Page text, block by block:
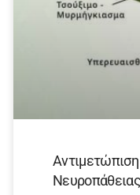
Νευροπάθειας